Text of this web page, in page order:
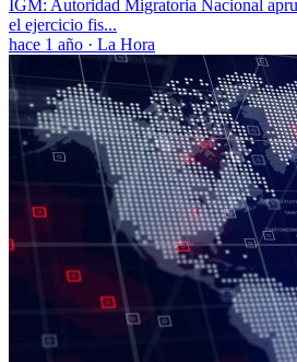
IGM: Autoridad Migratoria Nacional
el ejercicio fis...
hace 1 año · La Hora